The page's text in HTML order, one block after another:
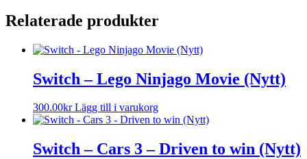
Relaterade produkter
Switch – Lego Ninjago Movie (Nytt)
300.00kr Lägg till i varukorg
Switch – Cars 3 – Driven to win (Nytt)